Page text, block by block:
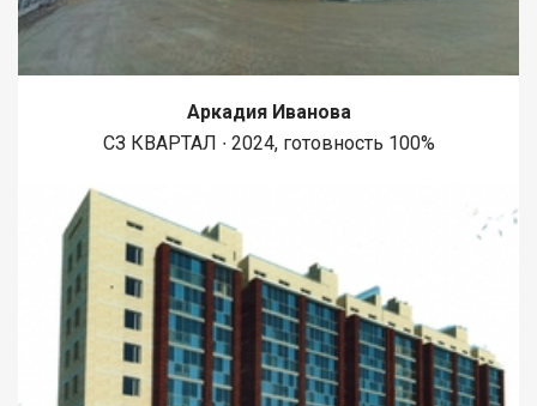
звонке, пожалуйста, сообщите номер варианта -
Аркадия Иванова
СЗ КВАРТАЛ ∙ 2024, готовность 100%